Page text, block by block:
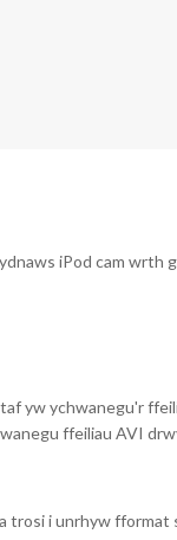
iPod cam wrth
yw ychwanegu'r
ffeiliau AVI
trosi i unrhyw fformat